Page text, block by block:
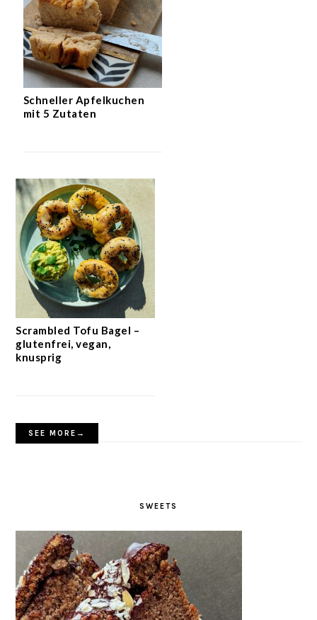
Schneller Apfelkuchen
mit 5 Zutaten
Scrambled Tofu Bagel –
glutenfrei, vegan,
knusprig
SEE MORE→
SWEETS